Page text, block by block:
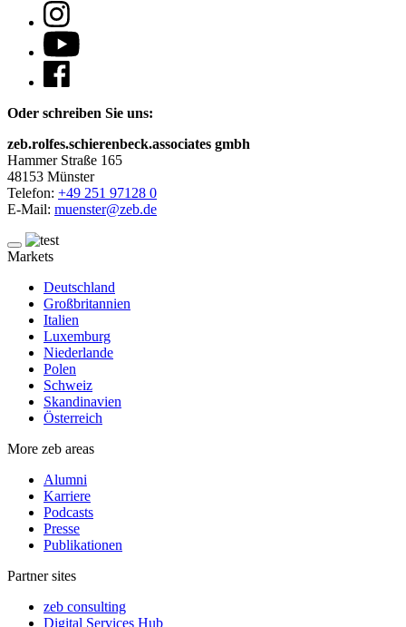
Oder schreiben Sie uns:
zeb.rolfes.schierenbeck.associates gmbh
Hammer Straße 165
48153 Münster
Telefon: +49 251 97128 0
E-Mail: muenster@zeb.de
Markets
Deutschland
Großbritannien
Italien
Luxemburg
Niederlande
Polen
Schweiz
Skandinavien
Österreich
More zeb areas
Alumni
Karriere
Podcasts
Presse
Publikationen
Partner sites
zeb consulting
Digital Services Hub